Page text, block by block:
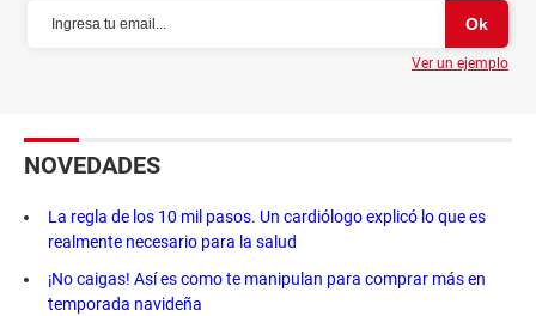
Ver un ejemplo
NOVEDADES
La regla de los 10 mil pasos. Un cardiólogo explicó lo que es
realmente necesario para la salud
¡No caigas! Así es como te manipulan para comprar más en
temporada navideña